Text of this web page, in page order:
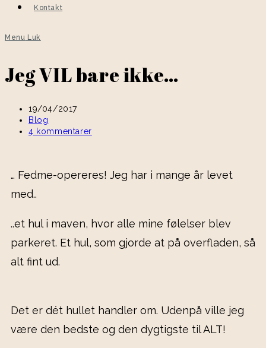
Kontakt
Menu Luk
Jeg VIL bare ikke…
19/04/2017
Blog
4 kommentarer
… Fedme-opereres! Jeg har i mange år levet
med..
..et hul i maven, hvor alle mine følelser blev
parkeret. Et hul, som gjorde at på overfladen, så
alt fint ud.
Det er dét hullet handler om. Udenpå ville jeg
være den bedste og den dygtigste til ALT!